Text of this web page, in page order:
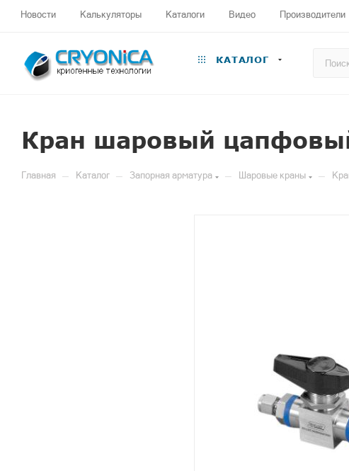
Новости Калькуляторы Каталоги Видео Производители
КАТАЛОГ
Кран шаровый
Главная — Каталог — Запорная арматура — Шаровые краны —